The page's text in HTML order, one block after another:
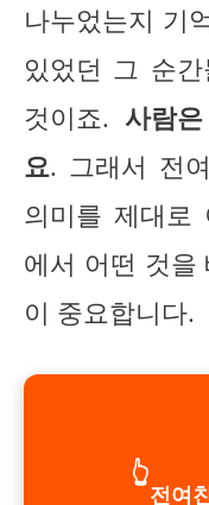
나누었는지 기
있었던 그 순
것이죠. 사람
요. 그래서 전
의미를 제대로
에서 어떤 것을
이 중요합니다.
👆
전여